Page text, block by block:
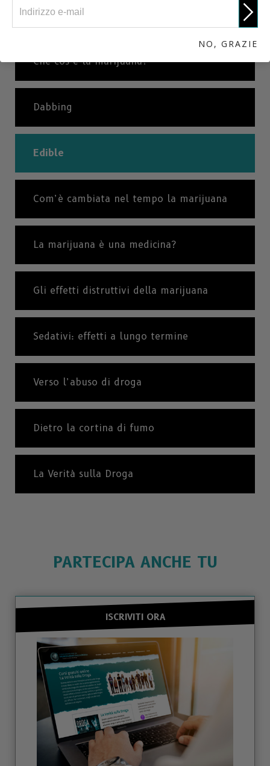
Com’è cambiata nel tempo la marijuana
Che cos’è la marijuana?
Dabbing
Edible
Com’è cambiata nel tempo la marijuana
La marijuana è una medicina?
Gli effetti distruttivi della marijuana
Sedativi: effetti a lungo termine
Verso l’abuso di droga
Dietro la cortina di fumo
La Verità sulla Droga
PARTECIPA ANCHE TU
ISCRIVITI ORA
NO, GRAZIE